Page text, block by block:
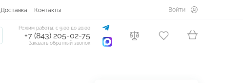
Доставка Контакты Войти
Режим работы: с 9:00 до 20:00
+7 (843) 205-02-75
Заказать обратный звонок